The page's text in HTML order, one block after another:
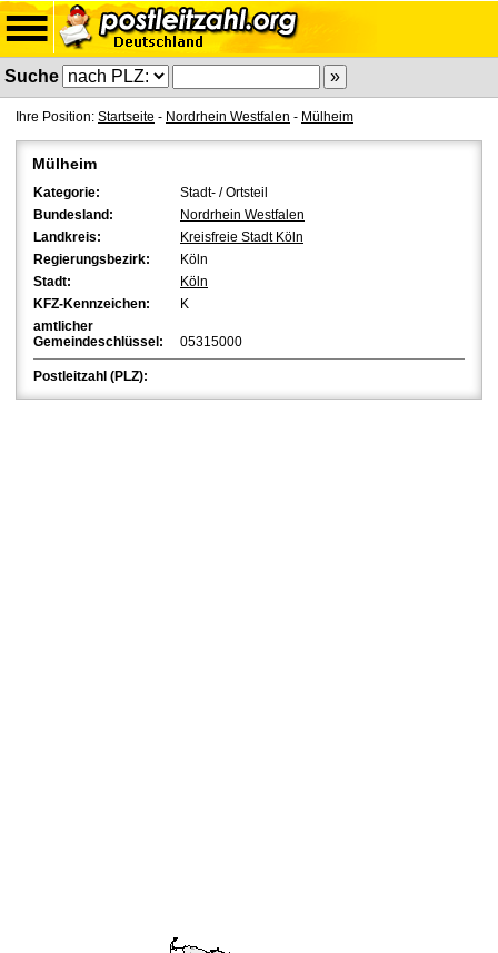
Suche
Ihre Position: Startseite - Nordrhein Westfalen - Mülheim
Mülheim
Kategorie:
Stadt- / Ortsteil
Bundesland:
Nordrhein Westfalen
Landkreis:
Kreisfreie Stadt Köln
Regierungsbezirk:
Köln
Stadt:
Köln
KFZ-Kennzeichen:
K
amtlicher
Gemeindeschlüssel:
05315000
Postleitzahl (PLZ):